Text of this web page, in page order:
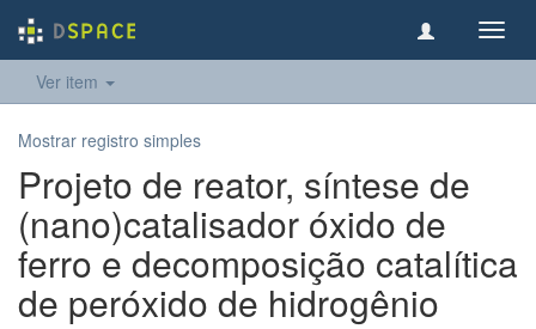
Ver item
Mostrar registro simples
Projeto de reator, síntese de
(nano)catalisador óxido de
ferro e decomposição catalítica
de peróxido de hidrogênio